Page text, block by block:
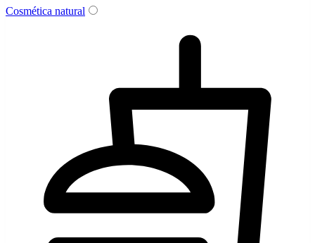
Cosmética natural